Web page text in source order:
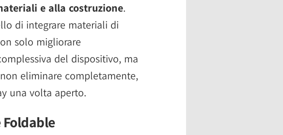
e alla costruzione.
di integrare materiali di
solo migliorare
del dispositivo, ma
eliminare completamente,
una volta aperto.